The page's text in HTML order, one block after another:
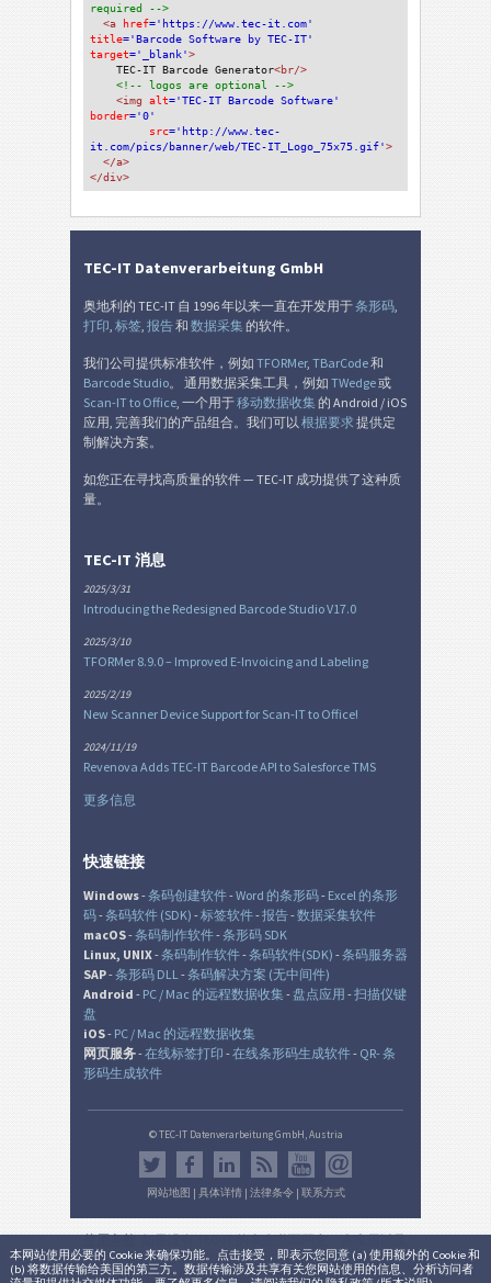
本网站使用必要的 Cookie 来确保功能。点击接受，即表示您同意 (a) 使用额外的 Cookie 和
(b) 将数据传输给美国的第三方。数据传输涉及共享有关您网站使用的信息、分析访问者
required -->
<a href='https://www.tec-it.com'
title='Barcode Software by TEC-IT'
target='_blank'>
TEC-IT Barcode Generator<br/>
<!-- logos are optional -->
<img alt='TEC-IT Barcode Software'
border='0'
src='http://www.tec-
it.com/pics/banner/web/TEC-IT_Logo_75x75.gif'>
</a>
</div>
TEC-IT Datenverarbeitung GmbH
奥地利的 TEC-IT 自 1996 年以来一直在开发用于条形码
打印 标签 报告和 数据采集的软件。
我们公司提供标准软件，例如 TFORMer, TBarCode和
Barcode Studio。 通用数据采集工具，例如 TWedge或
Scan-IT to Office , 一个用于移动数据收集的 Android / iOS
应用, 完善我们的产品组合。我们可以 根据要求 提供定
制解决方案。
如您正在寻找高质量的软件 — TEC-IT 成功提供了这种质
量。
TEC-IT 消息
2025/3/31
Introducing the Redesigned Barcode Studio V17.0
2025/3/10
TFORMer 8.9.0 – Improved E-Invoicing and Labeling
2025/2/19
New Scanner Device Support for Scan-IT to Office!
2024/11/19
Revenova Adds TEC-IT Barcode API to Salesforce TMS
更多信息
快速链接
Windows-条码创建软件-Word 的条形码- Excel 的条形
码-条码软件 (SDK) -标签软件-报告-数据采集软件
macOS-条码制作软件-条形码 SDK
Linux, UNIX-条码制作软件-条码软件(SDK) -条码服务器
SAP-条形码 DLL -条码解决方案 (无中间件)
Android - PC / Mac 的远程数据收集- 盘点应用 -扫描仪键
盘
iOS- PC / Mac 的远程数据收集
网页服务-在线标签打印 -在线条形码生成软件- QR- 条
形码生成软件
© TEC-IT Datenverarbeitung GmbH, Austria
网站地图 | 具体详情| 法律条令| 联系方式
使用条款: 如果没有 TEC-IT 的事先书面同意，本应用以及
生成的输出是在非生产环境中的非商业的评估目的而
设。 使用只允许用于法律目的，并根据该有效的国家或